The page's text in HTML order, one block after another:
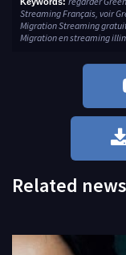
Streaming Français, voir
Migration Streaming
Migration en streaming
Related news